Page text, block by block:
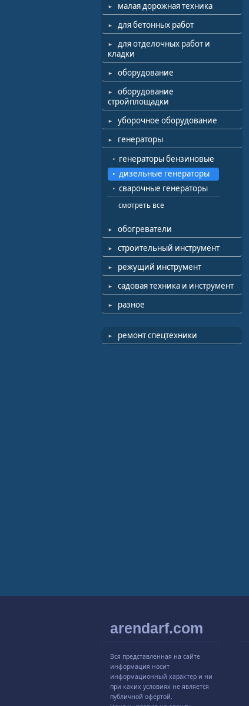
малая дорожная техника
для бетонных работ
для отделочных работ и
кладки
оборудование
оборудование
стройплощадки
уборочное оборудование
генераторы
генераторы бензиновые
дизельные генераторы
сварочные генераторы
смотреть все
обогреватели
строительный инструмент
режущий инструмент
садовая техника и инструмент
разное
ремонт спецтехники
arendarf.com
Вся представленная на сайте
информация носит
информационный характер и ни
при каких условиях не является
публичной офертой.